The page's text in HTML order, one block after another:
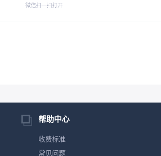
微信扫一扫打开
帮助中心
收费标准
常见问题